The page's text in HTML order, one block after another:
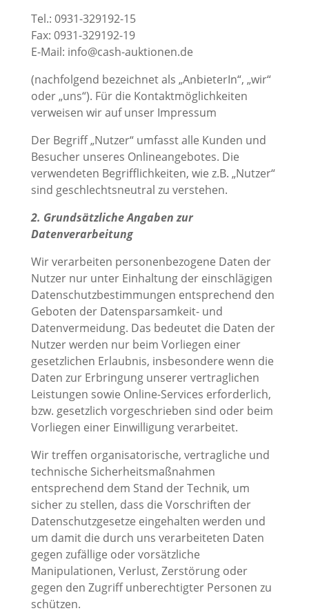
Tel.: 0931-329192-15
Fax: 0931-329192-19
E-Mail: info@cash-auktionen.de
(nachfolgend bezeichnet als „AnbieterIn“, „wir“
oder „uns“). Für die Kontaktmöglichkeiten
verweisen wir auf unser Impressum
Der Begriff „Nutzer“ umfasst alle Kunden und
Besucher unseres Onlineangebotes. Die
verwendeten Begrifflichkeiten, wie z.B. „Nutzer“
sind geschlechtsneutral zu verstehen.
2. Grundsätzliche Angaben zur
Datenverarbeitung
Wir verarbeiten personenbezogene Daten der
Nutzer nur unter Einhaltung der einschlägigen
Datenschutzbestimmungen entsprechend den
Geboten der Datensparsamkeit- und
Datenvermeidung. Das bedeutet die Daten der
Nutzer werden nur beim Vorliegen einer
gesetzlichen Erlaubnis, insbesondere wenn die
Daten zur Erbringung unserer vertraglichen
Leistungen sowie Online-Services erforderlich,
bzw. gesetzlich vorgeschrieben sind oder beim
Vorliegen einer Einwilligung verarbeitet.
Wir treffen organisatorische, vertragliche und
technische Sicherheitsmaßnahmen
entsprechend dem Stand der Technik, um
sicher zu stellen, dass die Vorschriften der
Datenschutzgesetze eingehalten werden und
um damit die durch uns verarbeiteten Daten
gegen zufällige oder vorsätzliche
Manipulationen, Verlust, Zerstörung oder
gegen den Zugriff unberechtigter Personen zu
schützen.